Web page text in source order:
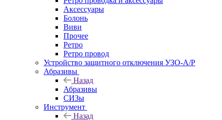
Аксессуары
Болонь
Виви
Прочее
Ретро
Ретро провод
Устройство защитного отключения УЗО-А/Р
Абразивы
Назад
Абразивы
СИЗы
Инструмент
Назад